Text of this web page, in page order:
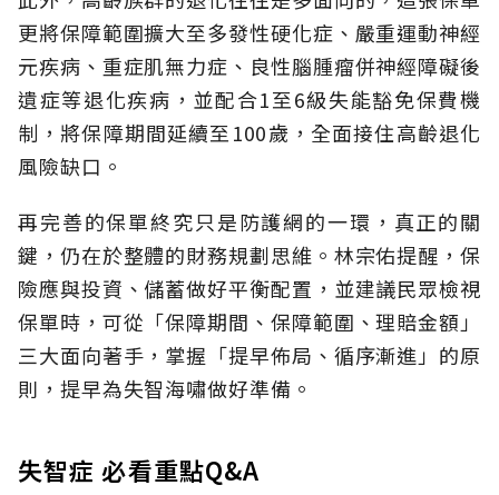
更將保障範圍擴大至多發性硬化症、嚴重運動神經
元疾病、重症肌無力症、良性腦腫瘤併神經障礙後
遺症等退化疾病，並配合1至6級失能豁免保費機
制，將保障期間延續至100歲，全面接住高齡退化
風險缺口。
再完善的保單終究只是防護網的一環，真正的關
鍵，仍在於整體的財務規劃思維。 林宗佑提醒，保
險應與投資、儲蓄做好平衡配置，並建議民眾檢視
保單時，可從「保障期間、保障範圍、理賠金額」
三大面向著手，掌握「提早佈局、循序漸進」的原
則，提早為失智海嘯做好準備。
失智症 必看重點Q&A